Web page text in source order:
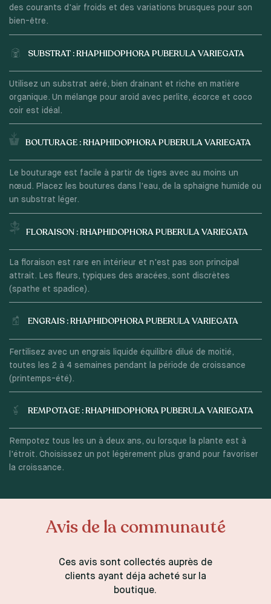
des courants d'air froids et des variations brusques pour son
bien-être.
SUBSTRAT : RHAPHIDOPHORA PUBERULA VARIEGATA
Utilisez un substrat aéré, bien drainant et riche en matière
organique. Un mélange pour aroid avec perlite, écorce et coco
coir est idéal.
BOUTURAGE : RHAPHIDOPHORA PUBERULA VARIEGATA
Le bouturage est facile à partir de tiges avec au moins un
nœud. Placez les boutures dans l'eau, de la sphaigne humide ou
un substrat léger.
FLORAISON : RHAPHIDOPHORA PUBERULA VARIEGATA
La floraison est rare en intérieur et n'est pas son principal
attrait. Les fleurs, typiques des aracées, sont discrètes
(spathe et spadice).
ENGRAIS : RHAPHIDOPHORA PUBERULA VARIEGATA
Fertilisez avec un engrais liquide équilibré dilué de moitié,
toutes les 2 à 4 semaines pendant la période de croissance
(printemps-été).
REMPOTAGE : RHAPHIDOPHORA PUBERULA VARIEGATA
Rempotez tous les un à deux ans, ou lorsque la plante est à
l'étroit. Choisissez un pot légèrement plus grand pour favoriser
la croissance.
Avis de la communauté
Ces avis sont collectés auprès de
clients ayant déja acheté sur la
boutique.